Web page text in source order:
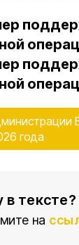
года
тексте?
на